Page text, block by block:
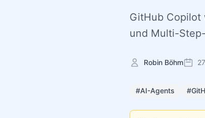
GitHub Copilot
und Multi-
Robin Böhm
#AI-Agents